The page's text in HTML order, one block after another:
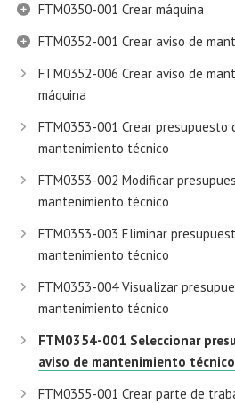
FTM0350-001 Crear máquina
FTM0352-001 Crear aviso de
FTM0352-006 Crear aviso de
máquina
FTM0353-001 Crear presupuesto
mantenimiento técnico
FTM0353-002 Modificar
mantenimiento técnico
FTM0353-003 Eliminar
mantenimiento técnico
FTM0353-004 Visualizar
mantenimiento técnico
FTM0354-001 Seleccionar
aviso de mantenimiento técnico
FTM0355-001 Crear parte de